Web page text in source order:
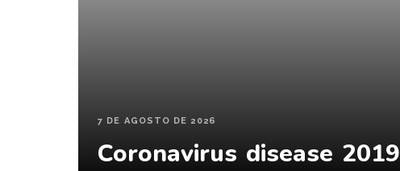
7 DE AGOSTO DE 2026
Coronavirus disease 2019